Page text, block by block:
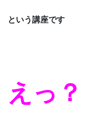
という講座です
えっ？